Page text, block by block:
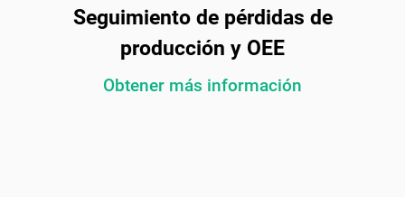
Seguimiento de pérdidas de
producción y OEE
Obtener más información